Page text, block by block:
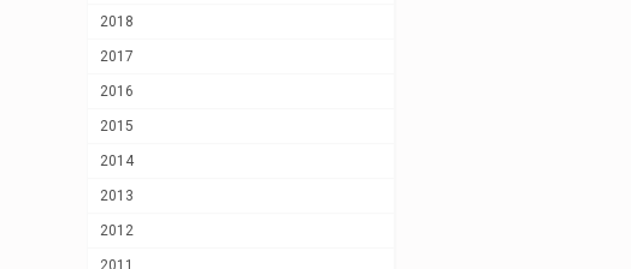
2018
2017
2016
2015
2014
2013
2012
2011